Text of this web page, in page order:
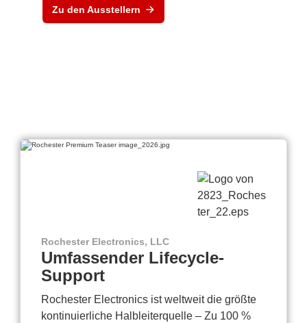
Zu den Ausstellern
Rochester Electronics, LLC
Umfassender Lifecycle-
Support
Rochester Electronics ist weltweit die größte
kontinuierliche Halbleiterquelle – Zu 100 %